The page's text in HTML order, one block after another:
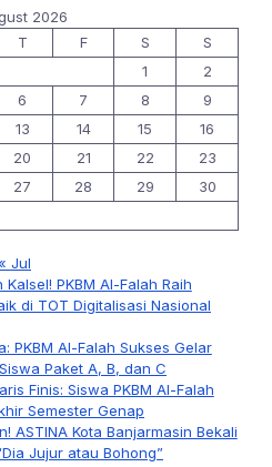
2026
T F S
S
1
2
6 7 8
9
13 14 15
16
20 21 22
23
27 28 29
30
« Jul
PKBM Al-Falah Raih
di TOT Digitalisasi Nasional
PKBM Al-Falah Sukses Gelar
Paket A, B, dan C
Finis: Siswa PKBM Al-Falah
Semester Genap
ASTINA Kota Banjarmasin Bekali
Jujur atau Bohong”